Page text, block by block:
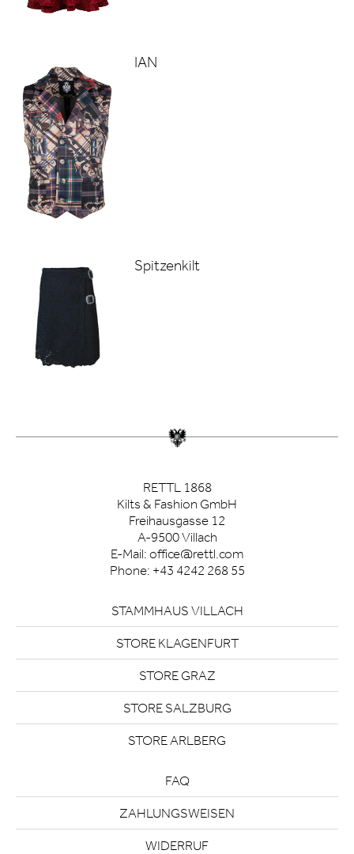
IAN
Spitzenkilt
RETTL 1868
Kilts & Fashion GmbH
Freihausgasse 12
A-9500 Villach
E-Mail: office@rettl.com
Phone: +43 4242 268 55
STAMMHAUS VILLACH
STORE KLAGENFURT
STORE GRAZ
STORE SALZBURG
STORE ARLBERG
FAQ
ZAHLUNGSWEISEN
WIDERRUF